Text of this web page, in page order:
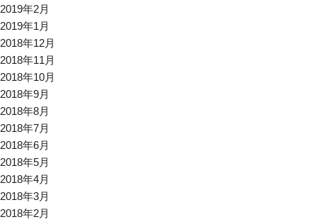
2019年2月
2019年1月
2018年12月
2018年11月
2018年10月
2018年9月
2018年8月
2018年7月
2018年6月
2018年5月
2018年4月
2018年3月
2018年2月